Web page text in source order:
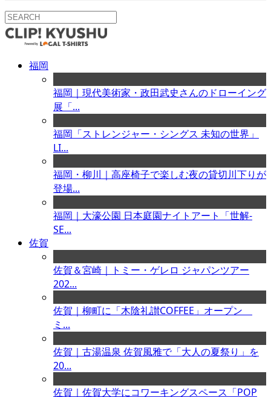
福岡
福岡｜現代美術家・政田武史さんのドローイング
展「...
福岡「ストレンジャー・シングス 未知の世界」
LI...
福岡・柳川｜高座椅子で楽しむ夜の貸切川下りが
登場...
福岡｜大濠公園 日本庭園ナイトアート「世解-
SE...
佐賀
佐賀＆宮崎｜トミー・ゲレロ ジャパンツアー
202...
佐賀｜柳町に「木陰礼讃COFFEE」オープン
ミ...
佐賀｜古湯温泉 佐賀風雅で「大人の夏祭り」を
20...
佐賀｜佐賀大学にコワーキングスペース「POP